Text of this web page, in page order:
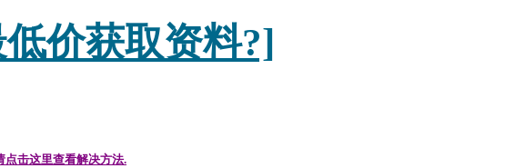
价获取资料?]
点击这里查看解决方法.